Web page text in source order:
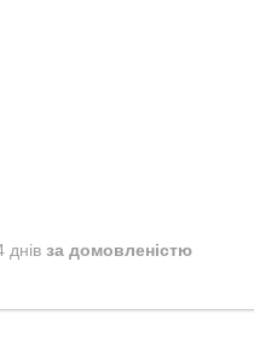
днів за домовленістю